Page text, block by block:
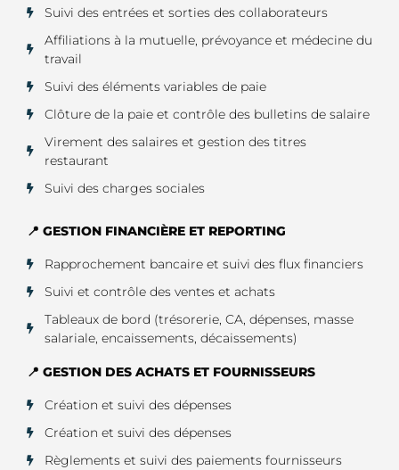
Suivi des entrées et sorties des collaborateurs
Affiliations à la mutuelle, prévoyance et médecine du
travail
Suivi des éléments variables de paie
Clôture de la paie et contrôle des bulletins de salaire
Virement des salaires et gestion des titres
restaurant
Suivi des charges sociales
📍 GESTION FINANCIÈRE ET REPORTING
Rapprochement bancaire et suivi des flux financiers
Suivi et contrôle des ventes et achats
Tableaux de bord (trésorerie, CA, dépenses, masse
salariale, encaissements, décaissements)
📍 GESTION DES ACHATS ET FOURNISSEURS
Création et suivi des dépenses
Création et suivi des dépenses
Règlements et suivi des paiements fournisseurs